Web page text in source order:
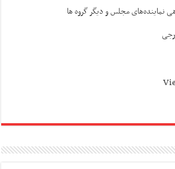
نماینده‌های مجلس و دیگر گروه ها